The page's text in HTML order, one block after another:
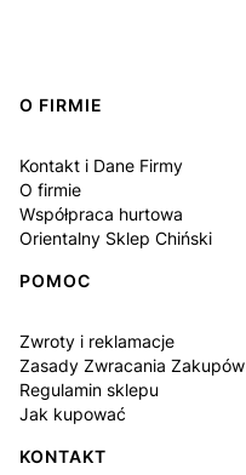
Linki w stopce
O FIRMIE
Kontakt i Dane Firmy
O firmie
Współpraca hurtowa
Orientalny Sklep Chiński
POMOC
Zwroty i reklamacje
Zasady Zwracania Zakupów
Regulamin sklepu
Jak kupować
KONTAKT